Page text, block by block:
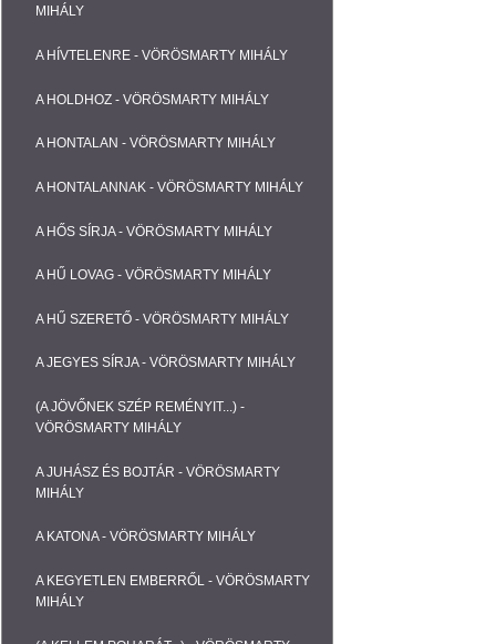
MIHÁLY
A HÍVTELENRE - VÖRÖSMARTY MIHÁLY
A HOLDHOZ - VÖRÖSMARTY MIHÁLY
A HONTALAN - VÖRÖSMARTY MIHÁLY
A HONTALANNAK - VÖRÖSMARTY MIHÁLY
A HŐS SÍRJA - VÖRÖSMARTY MIHÁLY
A HŰ LOVAG - VÖRÖSMARTY MIHÁLY
A HŰ SZERETŐ - VÖRÖSMARTY MIHÁLY
A JEGYES SÍRJA - VÖRÖSMARTY MIHÁLY
(A JÖVŐNEK SZÉP REMÉNYIT...) -
VÖRÖSMARTY MIHÁLY
A JUHÁSZ ÉS BOJTÁR - VÖRÖSMARTY
MIHÁLY
A KATONA - VÖRÖSMARTY MIHÁLY
A KEGYETLEN EMBERRŐL - VÖRÖSMARTY
MIHÁLY